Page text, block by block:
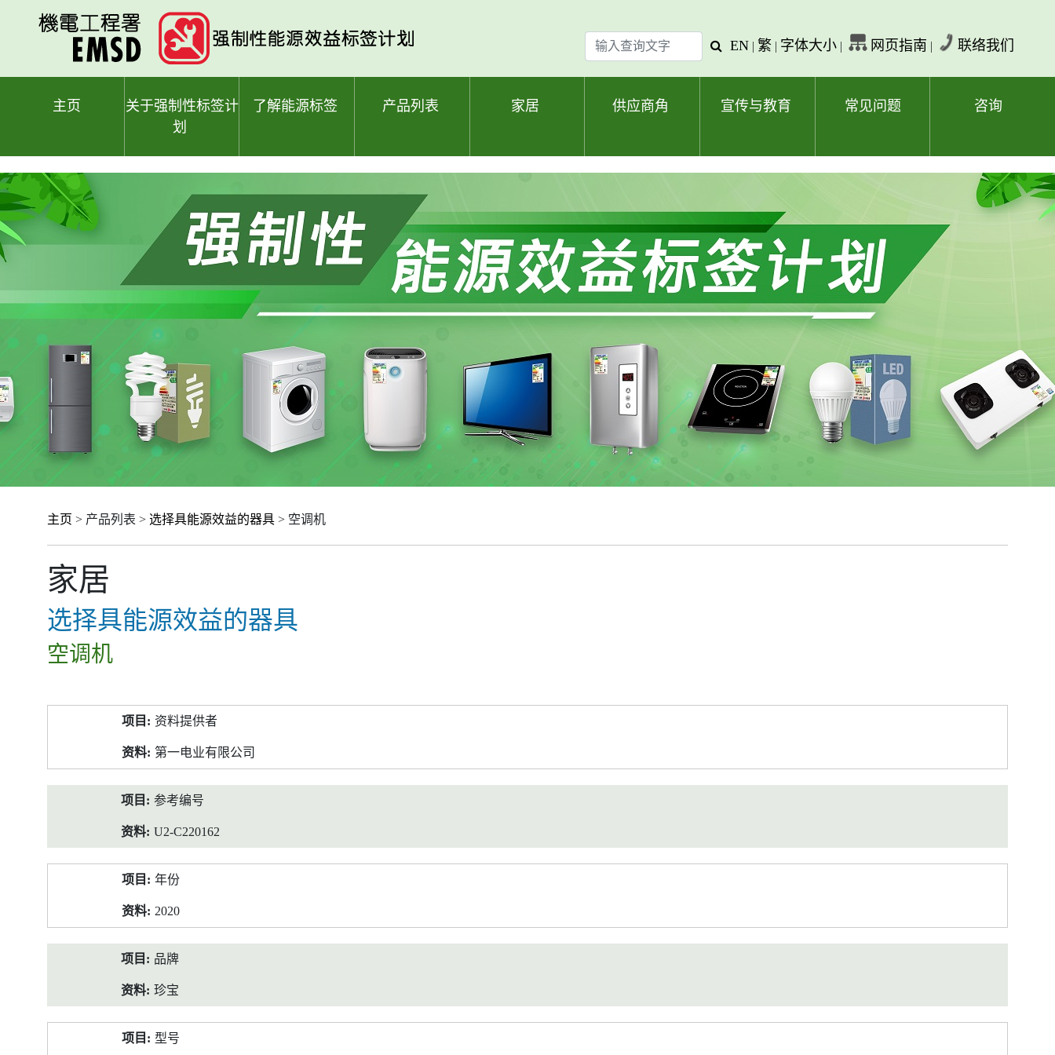
输
入
查
查
字
EN | 繁 | 字体大小 | 网页指南 | 联络我们
主页
关于强制性标签计
划
了解能源标签 产品列表 家居 供应商角 宣传与教育 常见问题 咨询
主页 > 产品列表 > 选择具能源效益的器具 > 空调机
家居
选择具能源效益的器具
空调机
料
资料提供者
第一电业有限公司
参考编号
U2-C220162
年份
2020
品牌
珍宝
型号